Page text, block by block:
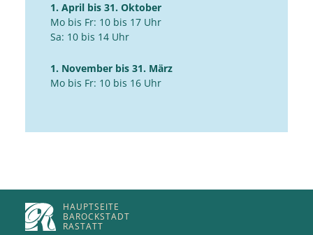
1. April bis 31. Oktober
Mo bis Fr: 10 bis 17 Uhr
Sa: 10 bis 14 Uhr
1. November bis 31. März
Mo bis Fr: 10 bis 16 Uhr
HAUPTSEITE
BAROCKSTADT
RASTATT